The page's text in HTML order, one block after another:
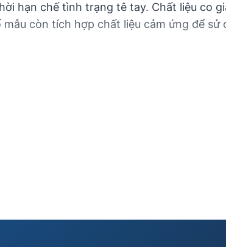
hạn chế tình trạng tê tay. Chất liệu co
còn tích hợp chất liệu cảm ứng để sử